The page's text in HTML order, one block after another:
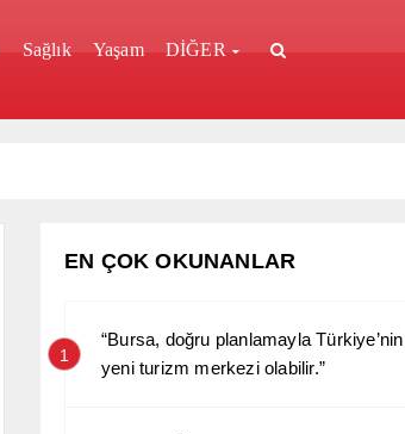
Sağlık Yaşam DİĞER
EN ÇOK OKUNANLAR
1
“Bursa, doğru planlamayla Türkiye’nin
yeni turizm merkezi olabilir.”